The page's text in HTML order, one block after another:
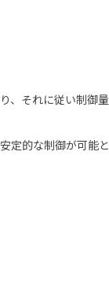
、それに従い制御
定的な制御が可能